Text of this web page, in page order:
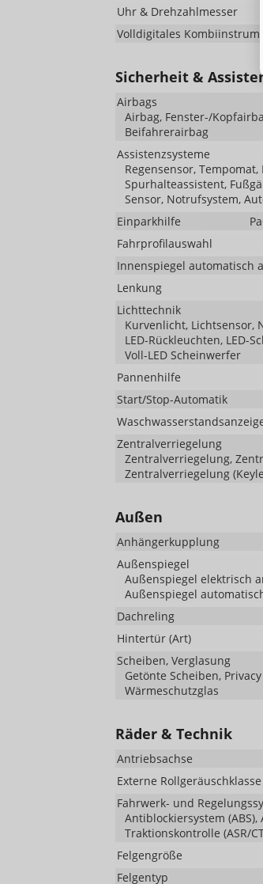
Uhr & Drehzahlmesser
Volldigitales
Sicherheit &
Airbags
Airbag, Fenster-/
Beifahrerairbag
Assistenzsysteme
Regensensor,
Spurhalteassistent,
Sensor, Notrufsystem,
Einparkhilfe
Fahrprofilauswahl
Innenspiegel automatisch
Lenkung
Lichttechnik
Kurvenlicht, Lichtsensor,
LED-Rückleuchten, LED-
Voll-LED Scheinwerfer
Pannenhilfe
Start/Stop-Automatik
Zentralverriegelung
Zentralverriegelung,
Zentralverriegelung
Außen
Anhängerkupplung
Außenspiegel
Außenspiegel elektrisch
Außenspiegel
Dachreling
Hintertür (Art)
Scheiben, Verglasung
Getönte Scheiben,
Wärmeschutzglas
Räder & Technik
Antriebsachse
Externe Rollgeräuschklasse
Fahrwerk- und
Antiblockiersystem
Traktionskontrolle (ASR/
Felgengröße
Felgentyp